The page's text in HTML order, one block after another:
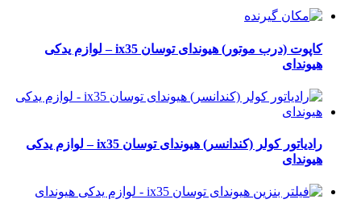
کاپوت (درب موتور) هیوندای توسان ix35 – لوازم یدکی
هیوندای
رادیاتور کولر (کندانسر) هیوندای توسان ix35 – لوازم یدکی
هیوندای